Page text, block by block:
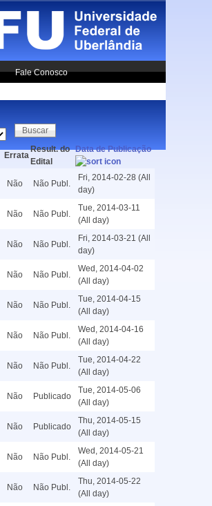
Fale Conosco
Errata
Result. do
Edital
Data de Publicação
Não Não Publ.
Fri, 2014-02-28 (All
day)
Não Não Publ.
Tue, 2014-03-11
(All day)
Não Não Publ.
Fri, 2014-03-21 (All
day)
Não Não Publ.
Wed, 2014-04-02
(All day)
Não Não Publ.
Tue, 2014-04-15
(All day)
Não Não Publ.
Wed, 2014-04-16
(All day)
Não Não Publ.
Tue, 2014-04-22
(All day)
Não Publicado
Tue, 2014-05-06
(All day)
Não Publicado
Thu, 2014-05-15
(All day)
Não Não Publ.
Wed, 2014-05-21
(All day)
Não Não Publ.
Thu, 2014-05-22
(All day)